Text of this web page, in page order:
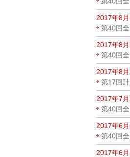
2017年8
第40回
2017年8
第40回
2017年8
第17回
2017年7
第40回
2017年6
第40回
2017年6